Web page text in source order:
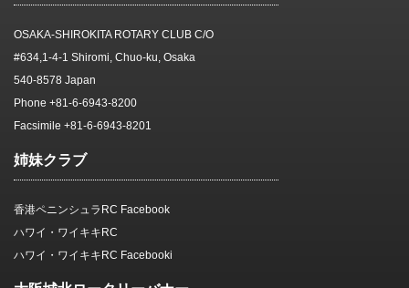
OSAKA-SHIROKITA ROTARY CLUB C/O
#634,1-4-1 Shiromi, Chuo-ku, Osaka
540-8578 Japan
Phone +81-6-6943-8200
Facsimile +81-6-6943-8201
姉妹クラブ
香港ペニンシュラRC Facebook
ハワイ・ワイキキRC
ハワイ・ワイキキRC Facebooki